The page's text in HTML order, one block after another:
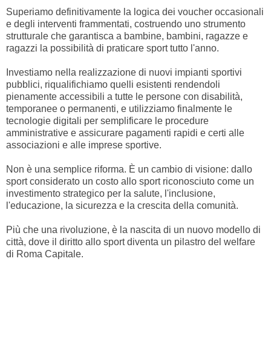
Superiamo definitivamente la logica dei voucher occasionali
e degli interventi frammentati, costruendo uno strumento
strutturale che garantisca a bambine, bambini, ragazze e
ragazzi la possibilità di praticare sport tutto l'anno.
Investiamo nella realizzazione di nuovi impianti sportivi
pubblici, riqualifichiamo quelli esistenti rendendoli
pienamente accessibili a tutte le persone con disabilità,
temporanee o permanenti, e utilizziamo finalmente le
tecnologie digitali per semplificare le procedure
amministrative e assicurare pagamenti rapidi e certi alle
associazioni e alle imprese sportive.
Non è una semplice riforma. È un cambio di visione: dallo
sport considerato un costo allo sport riconosciuto come un
investimento strategico per la salute, l'inclusione,
l'educazione, la sicurezza e la crescita della comunità.
Più che una rivoluzione, è la nascita di un nuovo modello di
città, dove il diritto allo sport diventa un pilastro del welfare
di Roma Capitale.